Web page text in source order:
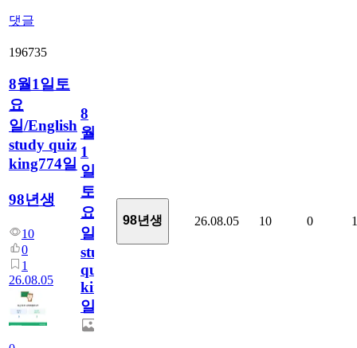
댓글
196735
8월1일토
요
일/English
study quiz
king774일
98년생
10
0
1
26.08.05
8
월
1
일
토
요
일/English
study
quiz
king774
일
98년생 26.08.05 10 0 1